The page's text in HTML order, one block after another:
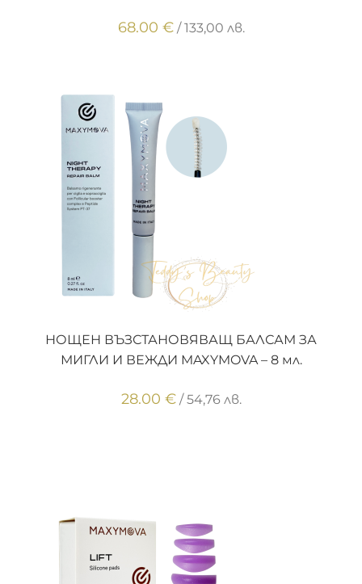
68.00 €/ 133,00 лв.
НОЩЕН ВЪЗСТАНОВЯВАЩ БАЛСАМ ЗА
МИГЛИ И ВЕЖДИ MAXYMOVA – 8 мл.
28.00 €/ 54,76 лв.